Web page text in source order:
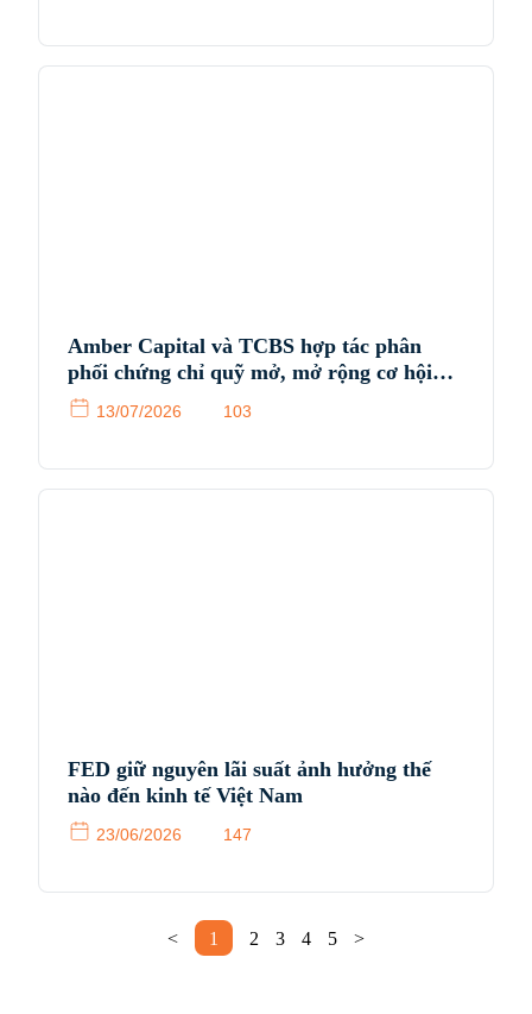
Amber Capital và TCBS hợp tác phân
phối chứng chỉ quỹ mở, mở rộng cơ hội
tiếp cận sản phẩm đầu tư chuyên nghiệp
cho nhà đầu tư Việt Nam
13/07/2026 103
FED giữ nguyên lãi suất ảnh hưởng thế
nào đến kinh tế Việt Nam
23/06/2026 147
< 1 2 3 4 5 >